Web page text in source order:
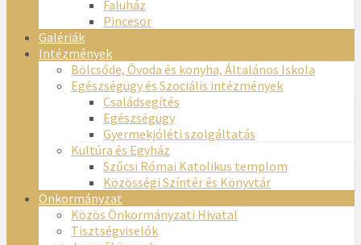
Faluház
Pincesor
Galériák
Intézmények
Bölcsőde, Óvoda és konyha, Általános Iskola
Egészségügy és Szociális intézmények
Családsegítés
Egészségügy
Gyermekjóléti szolgáltatás
Kultúra és Egyház
Szűcsi Római Katolikus templom
Közösségi Színtér és Könyvtár
Önkormányzat
Közös Önkormányzati Hivatal
Tisztségviselők